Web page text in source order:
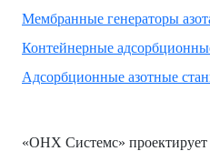
Мембранные генераторы
Контейнерные
Адсорбционные азотные
«ОНХ Системс»